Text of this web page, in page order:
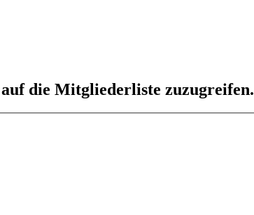
die Mitgliederliste zuzugreifen.